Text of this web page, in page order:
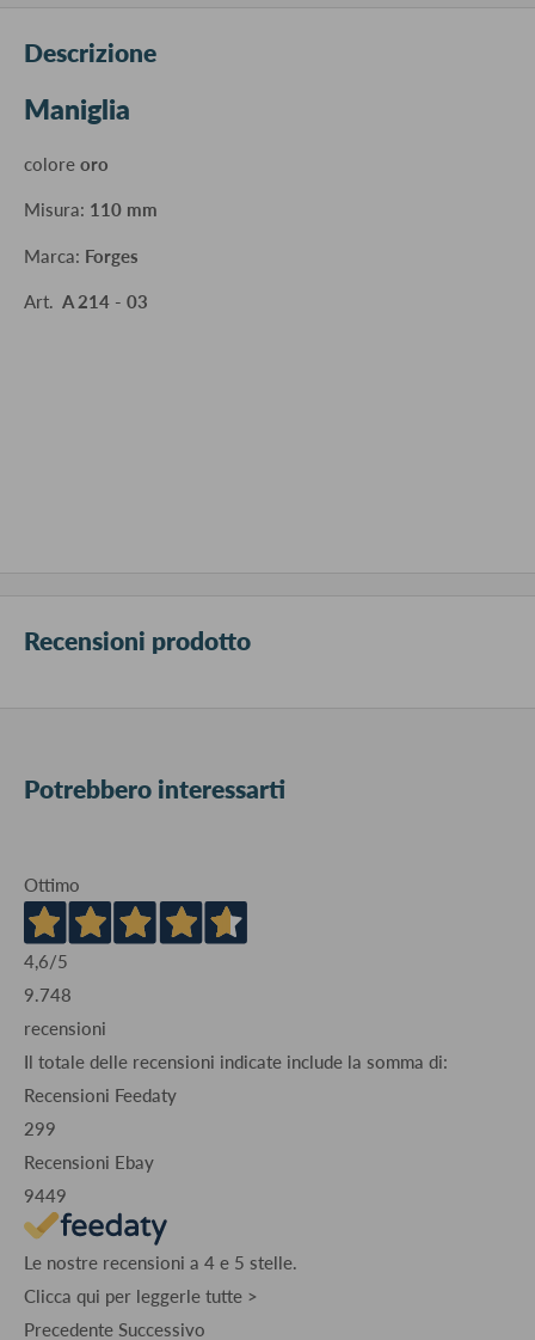
Descrizione
Maniglia
colore oro
Misura: 110 mm
Marca: Forges
Art. A 214 - 03
Recensioni prodotto
Potrebbero interessarti
Ottimo
4,6/5
9.748
recensioni
Il totale delle recensioni indicate include la somma di:
Recensioni Feedaty
299
Recensioni Ebay
9449
Le nostre recensioni a 4 e 5 stelle.
Clicca qui per leggerle tutte >
Precedente Successivo